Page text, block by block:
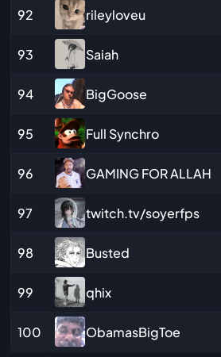
92 rileyloveu
93 Saiah
94 BigGoose
95 Full Synchro
96 GAMING FOR ALLAH
97 twitch.tv/soyerfps
98 Busted
99 qhix
100 ObamasBigToe